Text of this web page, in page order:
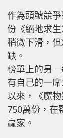
作為頭號競
份《絕地求
稍微下滑，
缺。
榜單上的另
有自己的一
以來，《魔
750萬份，在
贏家。